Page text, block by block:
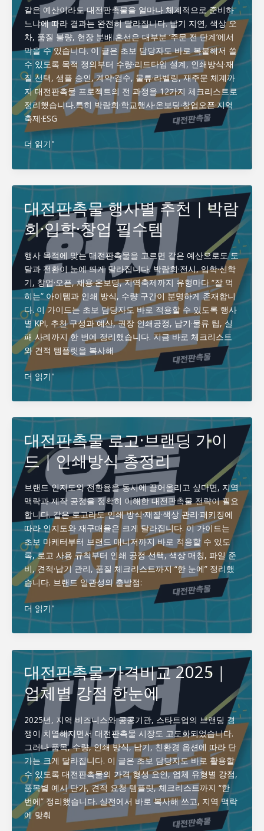
그
PDF
｜
최
신
베
스
트
모
음
같은 예산이라도 대전판촉물을 얼마나 체계적으로 준비하
느냐에 따라 결과는 완전히 달라집니다. 납기 지연, 색상 오
차, 품질 불량, 현장 분배 혼선은 대부분 ‘주문 전 단계’에서
막을 수 있습니다. 이 글은 초보 담당자도 바로 복붙해서 쓸
수 있도록 목적 정의부터 수량·리드타임 설계, 인쇄방식·재
질 선택, 샘플 승인, 계약·검수, 물류·라벨링, 재주문 체계까
지 대전판촉물 프로젝트의 전 과정을 12가지 체크리스트로
정리했습니다.특히 박람회·학교행사·온보딩·창업오픈·지역
축제·ESG
대
판
촉
주
문
전
체
크
리
스
트
12
가
지
｜
납
기
·
품
·
비
용
더 읽기"
대전판촉물 행사별 추천｜박람
회·입학·창업 필수템
행사 목적에 맞는 대전판촉물을 고르면 같은 예산으로도 도
달과 전환이 눈에 띄게 달라집니다. 박람회·전시, 입학·신학
기, 창업·오픈, 채용·온보딩, 지역축제까지 유형마다 “잘 먹
히는” 아이템과 인쇄 방식, 수량 구간이 분명하게 존재합니
다. 이 가이드는 초보 담당자도 바로 적용할 수 있도록 행사
별 KPI, 추천 구성과 예산, 권장 인쇄공정, 납기·물류 팁, 실
패 사례까지 한 번에 정리했습니다. 지금 바로 체크리스트
와 견적 템플릿을 복사해
대
전
판
촉
행
사
별
추
천
｜
박
람
회
·
입
학
·
창
업
템
더 읽기"
대전판촉물 로고·브랜딩 가이
드｜인쇄방식 총정리
브랜드 인지도와 전환율을 동시에 끌어올리고 싶다면, 지역
맥락과 제작 공정을 정확히 이해한 대전판촉물 전략이 필요
합니다. 같은 로고라도 인쇄 방식·재질·색상 관리·패키징에
따라 인지도와 재구매율은 크게 달라집니다. 이 가이드는
초보 마케터부터 브랜드 매니저까지 바로 적용할 수 있도
록, 로고 사용 규칙부터 인쇄 공정 선택, 색상 매칭, 파일 준
비, 견적·납기 관리, 품질 체크리스트까지 “한 눈에” 정리했
습니다. 브랜드 일관성의 출발점:
대
전
판
촉
로
고
·
브
랜
딩
가
이
드
｜
인
쇄
더 읽기"
대전판촉물 가격비교 2025｜
업체별 강점 한눈에
2025년, 지역 비즈니스와 공공기관, 스타트업의 브랜딩 경
쟁이 치열해지면서 대전판촉물 시장도 고도화되었습니다.
그러나 품목, 수량, 인쇄 방식, 납기, 친환경 옵션에 따라 단
가는 크게 달라집니다. 이 글은 초보 담당자도 바로 활용할
수 있도록 대전판촉물의 가격 형성 요인, 업체 유형별 강점,
품목별 예시 단가, 견적 요청 템플릿, 체크리스트까지 “한
번에” 정리했습니다. 실전에서 바로 복사해 쓰고, 지역 맥락
에 맞춰